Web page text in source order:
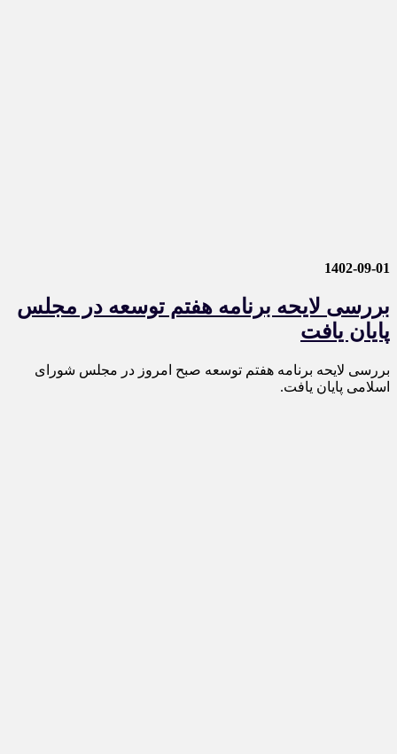
1402-09-01
بررسی لایحه برنامه هفتم توسعه در مجلس
پایان یافت
بررسی لایحه برنامه هفتم توسعه صبح امروز در مجلس شورای
اسلامی پایان یافت.